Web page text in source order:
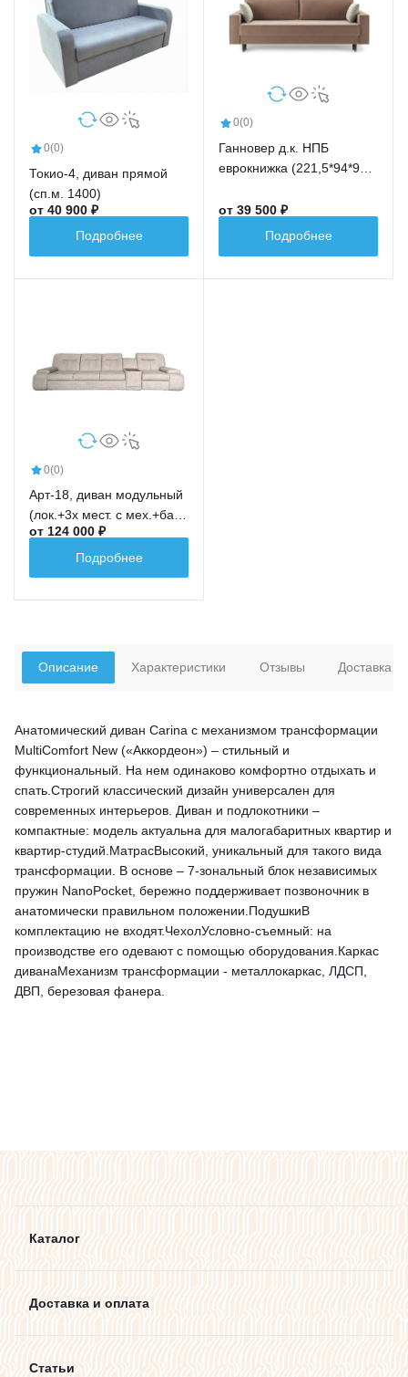
0(0)
Токио-4, диван прямой
(сп.м. 1400)
от 40 900 ₽
Подробнее
0(0)
Ганновер д.к. НПБ
еврокнижка (221,5*94*91,5
от 39 500 ₽
Подробнее
0(0)
Арт-18, диван модульный
(лок.+3х мест. с мех.+бар
новый+ср.кр.+лок.)
от 124 000 ₽
Подробнее
Описание
Анатомический диван Carina c механизмом трансформации
MultiComfort New («Аккордеон») – стильный и
функциональный. На нем одинаково комфортно отдыхать и
спать.Строгий классический дизайн универсален для
современных интерьеров. Диван и подлокотники –
компактные: модель актуальна для малогабаритных квартир и
квартир-студий.МатрасВысокий, уникальный для такого вида
трансформации. В основе – 7-зональный блок независимых
пружин NanoPocket, бережно поддерживает позвоночник в
анатомически правильном положении.ПодушкиВ
комплектацию не входят.ЧехолУсловно-съемный: на
производстве его одевают с помощью оборудования.Каркас
диванаМеханизм трансформации - металлокаркас, ЛДСП,
ДВП, березовая фанера.
Характеристики Отзывы Доставка
Каталог
Доставка и оплата
Статьи